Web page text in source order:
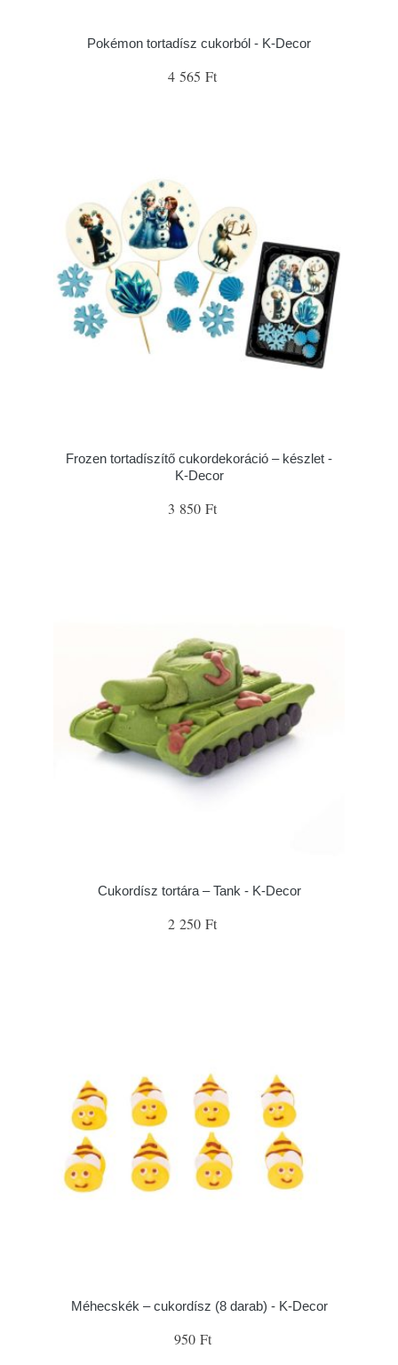
Pokémon tortadísz cukorból - K-Decor
4 565 Ft
Frozen tortadíszítő cukordekoráció – készlet -
K-Decor
3 850 Ft
Cukordísz tortára – Tank - K-Decor
2 250 Ft
Méhecskék – cukordísz (8 darab) - K-Decor
950 Ft